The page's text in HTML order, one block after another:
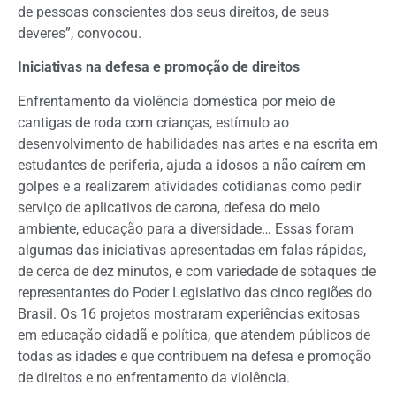
de pessoas conscientes dos seus direitos, de seus
deveres”, convocou.
Iniciativas na defesa e promoção de direitos
Enfrentamento da violência doméstica por meio de
cantigas de roda com crianças, estímulo ao
desenvolvimento de habilidades nas artes e na escrita em
estudantes de periferia, ajuda a idosos a não caírem em
golpes e a realizarem atividades cotidianas como pedir
serviço de aplicativos de carona, defesa do meio
ambiente, educação para a diversidade… Essas foram
algumas das iniciativas apresentadas em falas rápidas,
de cerca de dez minutos, e com variedade de sotaques de
representantes do Poder Legislativo das cinco regiões do
Brasil. Os 16 projetos mostraram experiências exitosas
em educação cidadã e política, que atendem públicos de
todas as idades e que contribuem na defesa e promoção
de direitos e no enfrentamento da violência.